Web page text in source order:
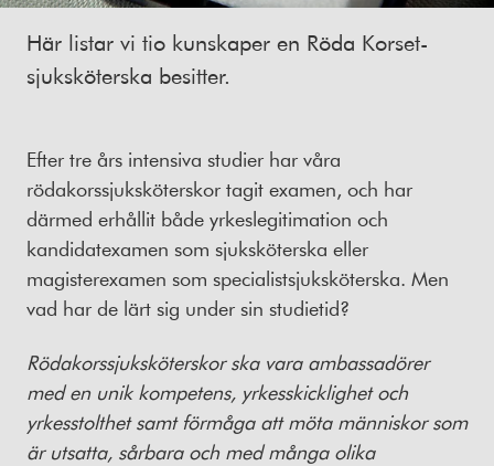
Här listar vi tio kunskaper en Röda Korset-
sjuksköterska besitter.
Efter tre års intensiva studier har våra
rödakorssjuksköterskor tagit examen, och har
därmed erhållit både yrkeslegitimation och
kandidatexamen som sjuksköterska eller
magisterexamen som specialistsjuksköterska. Men
vad har de lärt sig under sin studietid?
Rödakorssjuksköterskor ska vara ambassadörer
med en unik kompetens, yrkesskicklighet och
yrkesstolthet samt förmåga att möta människor som
är utsatta, sårbara och med många olika